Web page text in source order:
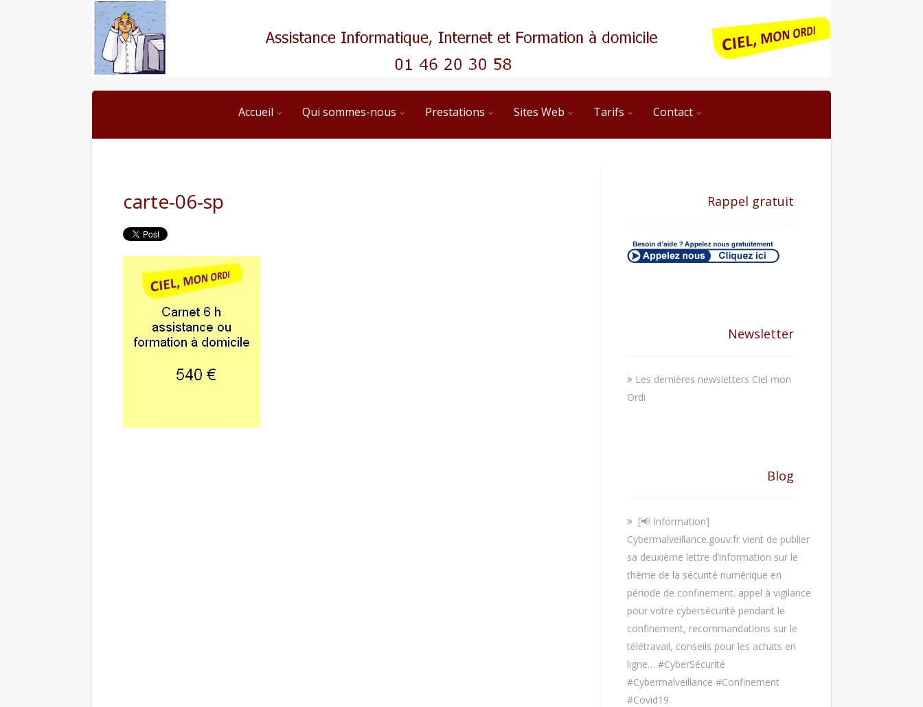
Accueil Qui sommes-nous Prestations Sites Web Tarifs Contact
carte-06-sp Rappel gratuit
Newsletter
Les dernières newsletters Ciel mon
Ordi
Blog
[📢 Information]
Cybermalveillance.gouv.fr vient de publier
sa deuxième lettre d’information sur le
thème de la sécurité numérique en
période de confinement. appel à vigilance
pour votre cybersécurité pendant le
confinement, recommandations sur le
télétravail, conseils pour les achats en
ligne… #CyberSécurité
#Cybermalveillance #Confinement
#Covid19